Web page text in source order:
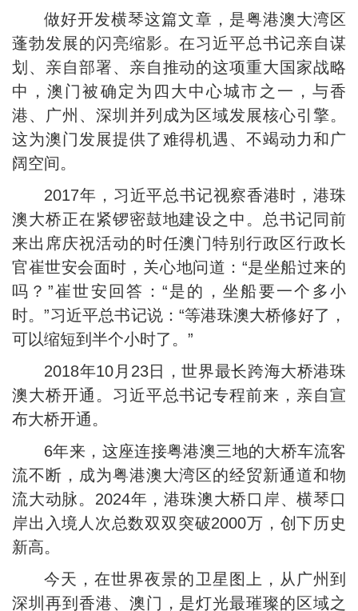
做好开发横琴这篇文章，是粤港澳大湾区
蓬勃发展的闪亮缩影。在习近平总书记亲自谋
划、亲自部署、亲自推动的这项重大国家战略
中，澳门被确定为四大中心城市之一，与香
港、广州、深圳并列成为区域发展核心引擎。
这为澳门发展提供了难得机遇、不竭动力和广
阔空间。
2017年，习近平总书记视察香港时，港珠
澳大桥正在紧锣密鼓地建设之中。总书记同前
来出席庆祝活动的时任澳门特别行政区行政长
官崔世安会面时，关心地问道：“是坐船过来的
吗？”崔世安回答：“是的，坐船要一个多小
时。”习近平总书记说：“等港珠澳大桥修好了，
可以缩短到半个小时了。”
2018年10月23日，世界最长跨海大桥港珠
澳大桥开通。习近平总书记专程前来，亲自宣
布大桥开通。
6年来，这座连接粤港澳三地的大桥车流客
流不断，成为粤港澳大湾区的经贸新通道和物
流大动脉。2024年，港珠澳大桥口岸、横琴口
岸出入境人次总数双双突破2000万，创下历史
新高。
今天，在世界夜景的卫星图上，从广州到
深圳再到香港、澳门，是灯光最璀璨的区域之